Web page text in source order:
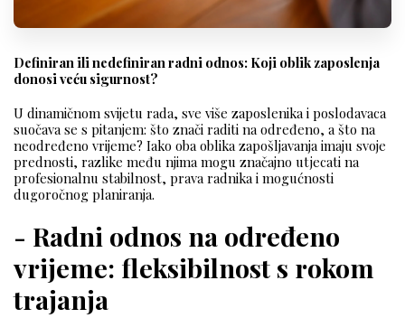
Definiran ili nedefiniran radni odnos: Koji oblik zaposlenja
donosi veću sigurnost?
U dinamičnom svijetu rada, sve više zaposlenika i poslodavaca
suočava se s pitanjem: što znači raditi na određeno, a što na
neodređeno vrijeme? Iako oba oblika zapošljavanja imaju svoje
prednosti, razlike među njima mogu značajno utjecati na
profesionalnu stabilnost, prava radnika i mogućnosti
dugoročnog planiranja.
- Radni odnos na određeno
vrijeme: fleksibilnost s rokom
trajanja